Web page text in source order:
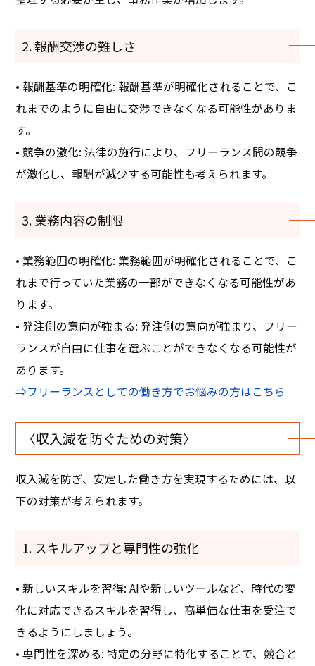
2. 報酬交渉の難しさ
• 報酬基準の明確化: 報酬基準が明確化されることで、こ
れまでのように自由に交渉できなくなる可能性がありま
す。
• 競争の激化: 法律の施行により、フリーランス間の競争
が激化し、報酬が減少する可能性も考えられます。
3. 業務内容の制限
• 業務範囲の明確化: 業務範囲が明確化されることで、こ
れまで行っていた業務の一部ができなくなる可能性があ
ります。
• 発注側の意向が強まる: 発注側の意向が強まり、フリー
ランスが自由に仕事を選ぶことができなくなる可能性が
あります。
⇒フリーランスとしての働き方でお悩みの方はこちら
〈収入減を防ぐための対策〉
収入減を防ぎ、安定した働き方を実現するためには、以
下の対策が考えられます。
1. スキルアップと専門性の強化
• 新しいスキルを習得: AIや新しいツールなど、時代の変
化に対応できるスキルを習得し、高単価な仕事を受注で
きるようにしましょう。
• 専門性を深める: 特定の分野に特化することで、競合と